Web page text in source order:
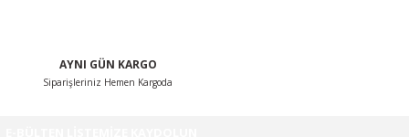
AYNI GÜN KARGO
Siparişleriniz Hemen Kargoda